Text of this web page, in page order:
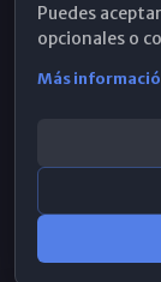
Puedes
opcionales o
Más